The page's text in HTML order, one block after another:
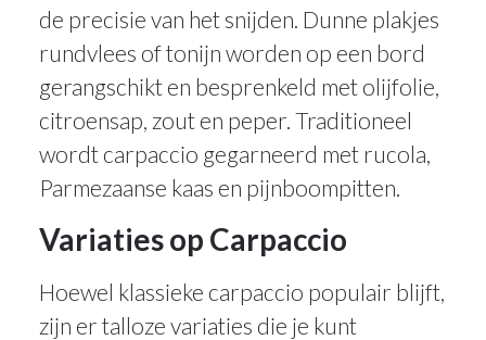
de precisie van het snijden. Dunne plakjes
rundvlees of tonijn worden op een bord
gerangschikt en besprenkeld met olijfolie,
citroensap, zout en peper. Traditioneel
wordt carpaccio gegarneerd met rucola,
Parmezaanse kaas en pijnboompitten.
Variaties op Carpaccio
Hoewel klassieke carpaccio populair blijft,
zijn er talloze variaties die je kunt